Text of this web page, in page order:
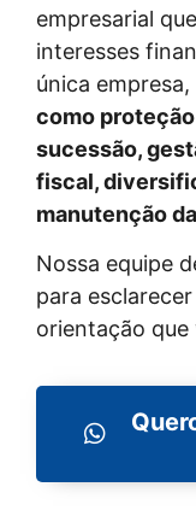
empresarial
interesses
única
como
sucessão,
fiscal,
manutenção
Nossa equipe
para
orientação que